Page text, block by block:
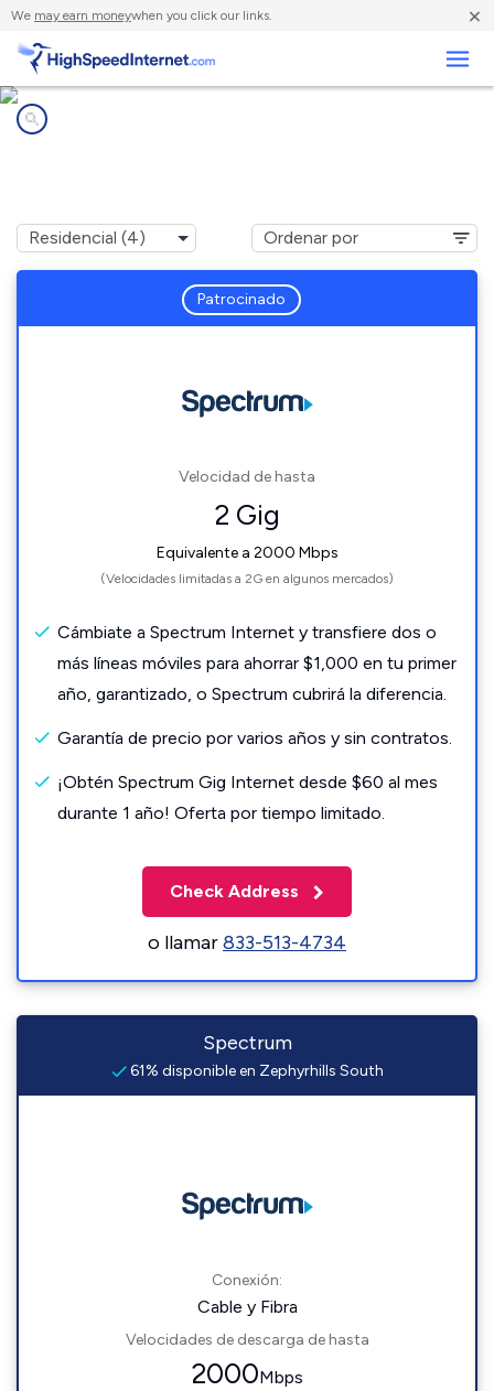
We may earn moneywhen you click our links. ×
Patrocinado
Velocidad de hasta
2 Gig
Equivalente a 2000 Mbps
(Velocidades limitadas a 2G en algunos mercados)
Cámbiate a Spectrum Internet y transfiere dos o
más líneas móviles para ahorrar $1,000 en tu primer
año, garantizado, o Spectrum cubrirá la diferencia.
Garantía de precio por varios años y sin contratos.
¡Obtén Spectrum Gig Internet desde $60 al mes
durante 1 año! Oferta por tiempo limitado.
Check Address
o llamar833-513-4734
Spectrum
61% disponible en Zephyrhills South
Conexión:
Cable y Fibra
Velocidades de descarga de hasta
2000Mbps